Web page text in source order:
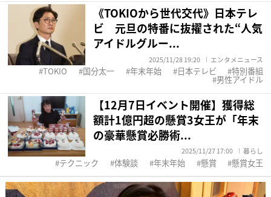
《TOKIOから世代交代》日本テレ
ビ 元旦の特番に抜擢された“人気
アイドルグルー...
2025/11/28 19:20 エンタメニュース
TOKIO 国分太一 年末年始 日本テレビ 特別番組
男性アイドル
【12月7日イベント開催】獲得総
額計1億円超の懸賞3女王が「年末
の豪華懸賞必勝術...
2025/11/27 17:00 暮らし
テクニック 体験談 年末年始 懸賞 懸賞女王